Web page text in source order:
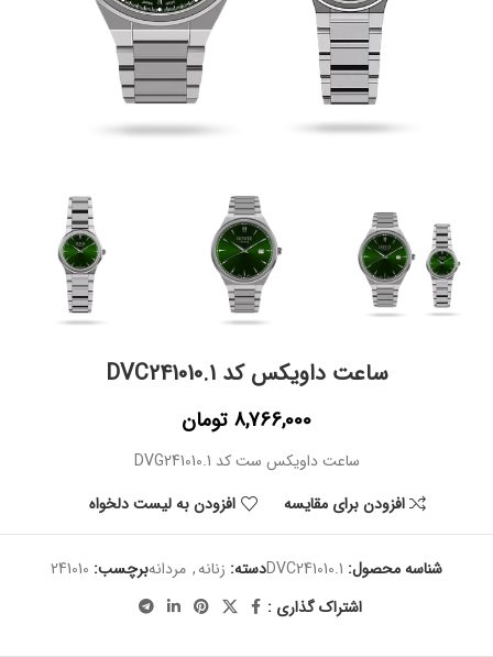
ساعت داویکس کد DVC241010.1
8,766,000 تومان
ساعت داویکس ست کد DVG241010.1
افزودن برای مقایسه
افزودن به لیست دلخواه
شناسه محصول: DVC241010.1دسته: زنانه, مردانهبرچسب: 241010
اشتراک گذاری :